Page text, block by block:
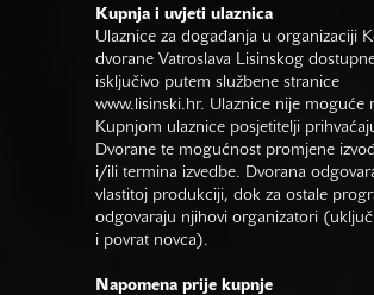
Kupnja i uvjeti ulaznica
Ulaznice za događanja u organizaciji
dvorane Vatroslava Lisinskog
isključivo putem službene stranice
www.lisinski.hr. Ulaznice nije moguće
Kupnjom ulaznice posjetitelji
Dvorane te mogućnost promjene
i/ili termina izvedbe. Dvorana
vlastitoj produkciji, dok za ostale
odgovaraju njihovi organizatori
i povrat novca).
Napomena prije kupnje